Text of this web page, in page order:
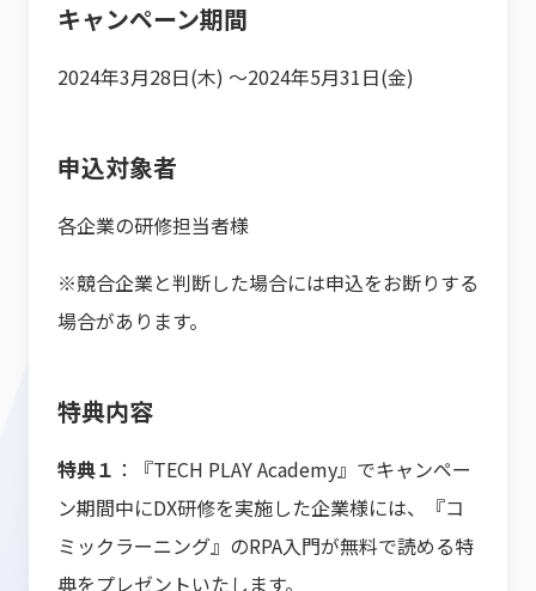
キャンペーン期間
2024年3月28日(木) 〜2024年5月31日(金)
申込対象者
各企業の研修担当者様
※競合企業と判断した場合には申込をお断りする
場合があります。
特典内容
特典１ ：『TECH PLAY Academy』でキャンペー
ン期間中にDX研修を実施した企業様には、『コ
ミックラーニング』のRPA入門が無料で読める特
典をプレゼントいたします。